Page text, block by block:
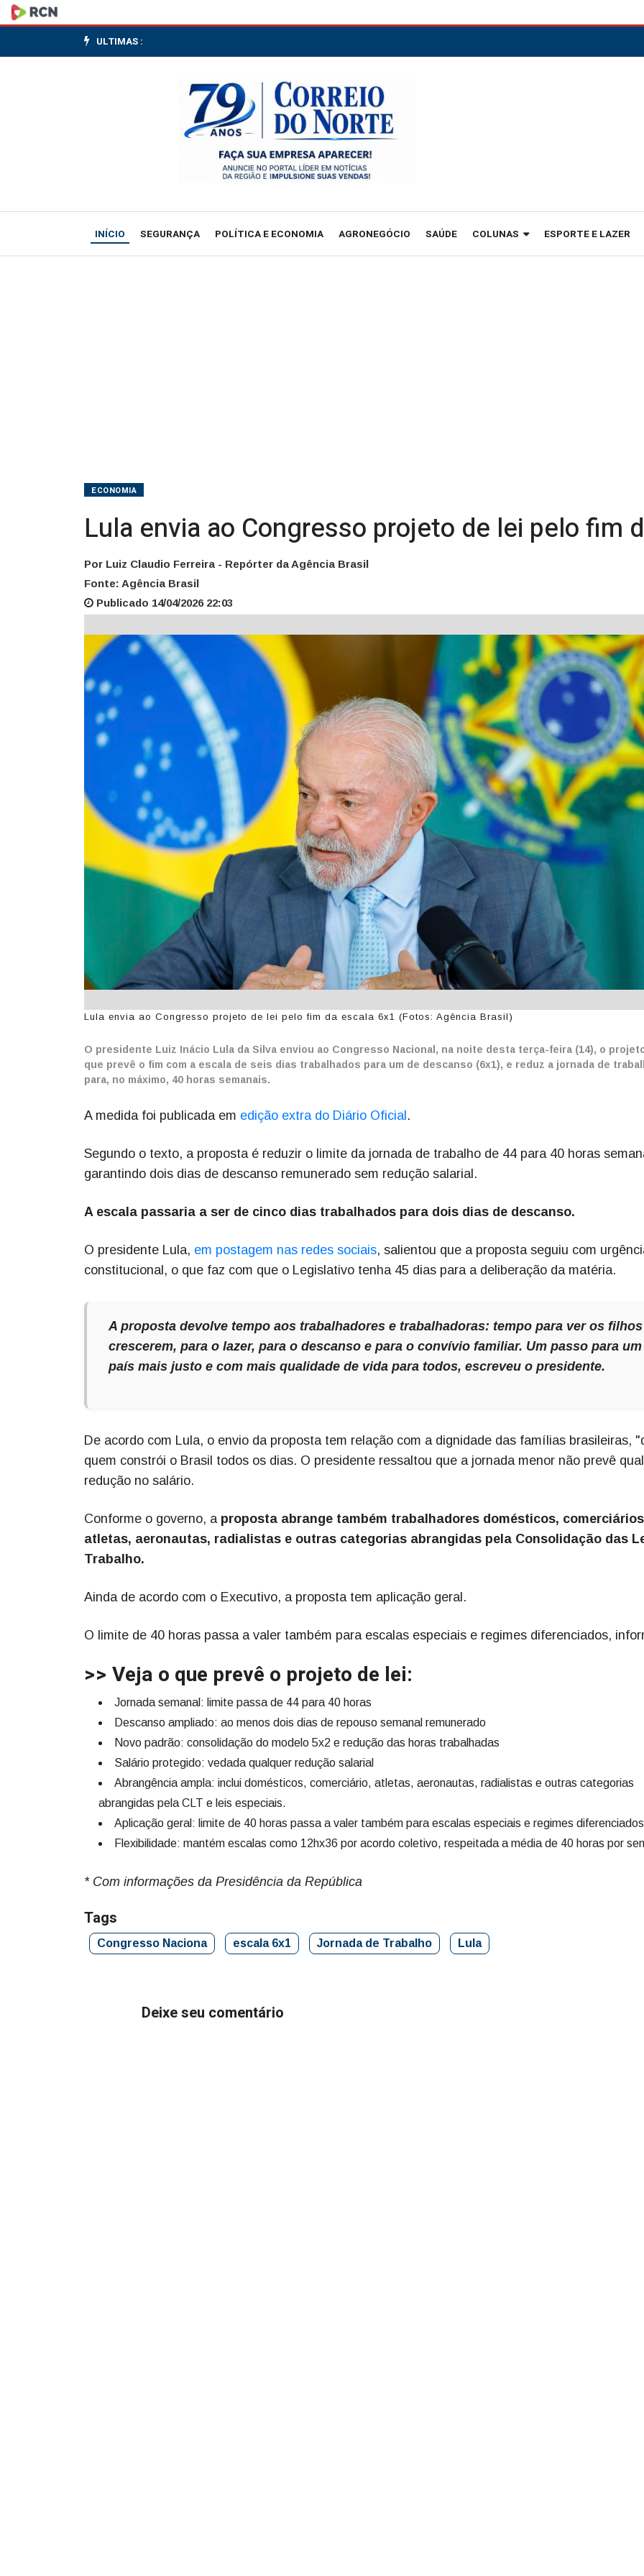
Lula
envia
lei
ULTIMAS :
INÍCIO SEGURANÇA POLÍTICA E ECONOMIA AGRONEGÓCIO SAÚDE COLUNAS ESPORTE E LAZER
ECONOMIA
Lula envia ao Congresso projeto de lei pelo fim
Por Luiz Claudio Ferreira - Repórter da Agência Brasil
Fonte: Agência Brasil
Publicado 14/04/2026 22:03
Lula envia ao Congresso projeto de lei pelo fim da escala 6x1 (Fotos: Agência Brasil)
O presidente Luiz Inácio Lula da Silva enviou ao Congresso Nacional, na noite desta terça-feira (14), o
que prevê o fim com a escala de seis dias trabalhados para um de descanso (6x1), e reduz a jornada de
para, no máximo, 40 horas semanais.
A medida foi publicada em edição extra do Diário Oficial.
Segundo o texto, a proposta é reduzir o limite da jornada de trabalho de 44 para 40 horas
garantindo dois dias de descanso remunerado sem redução salarial.
A escala passaria a ser de cinco dias trabalhados para dois dias de descanso.
O presidente Lula, em postagem nas redes sociais, salientou que a proposta seguiu com
constitucional, o que faz com que o Legislativo tenha 45 dias para a deliberação da matéria.
A proposta devolve tempo aos trabalhadores e trabalhadoras: tempo para ver os filhos
crescerem, para o lazer, para o descanso e para o convívio familiar. Um passo para um
país mais justo e com mais qualidade de vida para todos, escreveu o presidente.
De acordo com Lula, o envio da proposta tem relação com a dignidade das famílias brasileiras,
quem constrói o Brasil todos os dias. O presidente ressaltou que a jornada menor não prevê
redução no salário.
Conforme o governo, a proposta abrange também trabalhadores domésticos,
atletas, aeronautas, radialistas e outras categorias abrangidas pela Consolidação das
Trabalho.
Ainda de acordo com o Executivo, a proposta tem aplicação geral.
O limite de 40 horas passa a valer também para escalas especiais e regimes diferenciados,
>> Veja o que prevê o projeto de lei:
Jornada semanal: limite passa de 44 para 40 horas
Descanso ampliado: ao menos dois dias de repouso semanal remunerado
Novo padrão: consolidação do modelo 5x2 e redução das horas trabalhadas
Salário protegido: vedada qualquer redução salarial
Abrangência ampla: inclui domésticos, comerciário, atletas, aeronautas, radialistas e outras categorias
abrangidas pela CLT e leis especiais.
Aplicação geral: limite de 40 horas passa a valer também para escalas especiais e regimes diferenciados
Flexibilidade: mantém escalas como 12hx36 por acordo coletivo, respeitada a média de 40 horas por
* Com informações da Presidência da República
Tags
Congresso Naciona escala 6x1 Jornada de Trabalho Lula
Deixe seu comentário